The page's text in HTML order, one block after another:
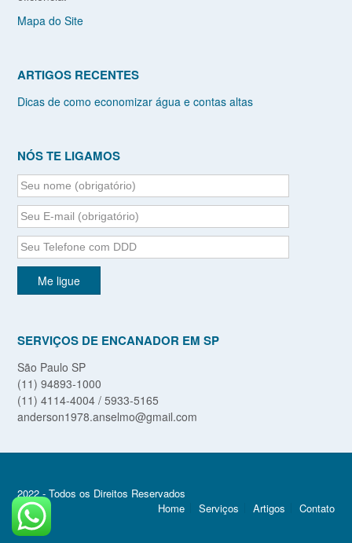
Mapa do Site
ARTIGOS RECENTES
Dicas de como economizar água e contas altas
NÓS TE LIGAMOS
SERVIÇOS DE ENCANADOR EM SP
São Paulo SP
(11) 94893-1000
(11) 4114-4004 / 5933-5165
anderson1978.anselmo@gmail.com
2022 - Todos os Direitos Reservados
Home
Serviços Artigos Contato